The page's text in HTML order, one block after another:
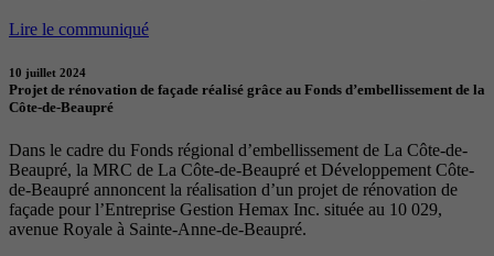
Lire le communiqué
10 juillet 2024
Projet de rénovation de façade réalisé grâce au Fonds d’embellissement de la
Côte-de-Beaupré
Dans le cadre du Fonds régional d’embellissement de La Côte-de-
Beaupré, la MRC de La Côte-de-Beaupré et Développement Côte-
de-Beaupré annoncent la réalisation d’un projet de rénovation de
façade pour l’Entreprise Gestion Hemax Inc. située au 10 029,
avenue Royale à Sainte-Anne-de-Beaupré.